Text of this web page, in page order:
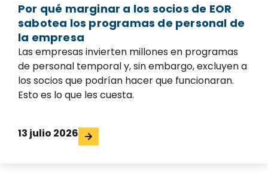
Por qué marginar a los socios de EOR
sabotea los programas de personal de
la empresa
Las empresas invierten millones en programas
de personal temporal y, sin embargo, excluyen a
los socios que podrían hacer que funcionaran.
Esto es lo que les cuesta.
13 julio 2026